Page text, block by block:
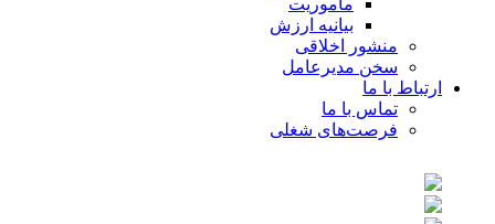
مأموریت
بیانیه ارزش
منشور اخلاقی
سخن مدیرعامل
ارتباط با ما
تماس با ما
فرصت‌های شغلی